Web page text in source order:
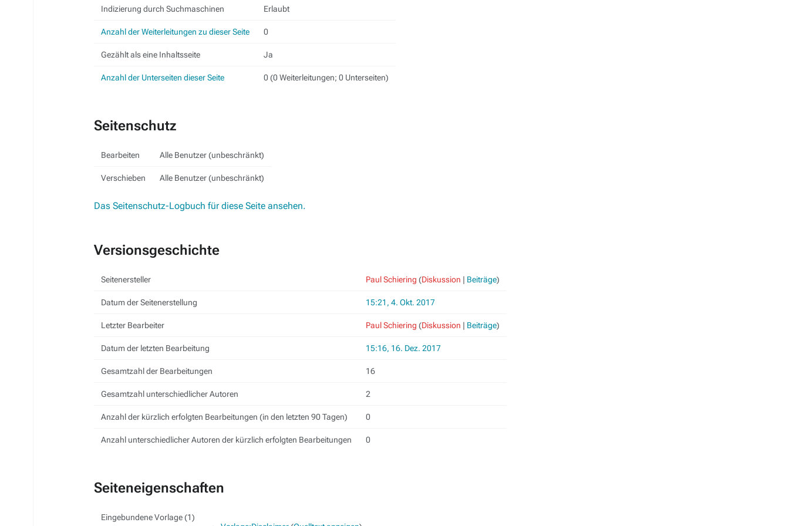
Indizierung durch Suchmaschinen Erlaubt
Anzahl der Weiterleitungen zu dieser Seite 0
Gezählt als eine Inhaltsseite Ja
Anzahl der Unterseiten dieser Seite 0 (0 Weiterleitungen; 0 Unterseiten)
Seitenschutz
Bearbeiten Alle Benutzer (unbeschränkt)
Verschieben Alle Benutzer (unbeschränkt)
Das Seitenschutz-Logbuch für diese Seite ansehen.
Versionsgeschichte
Seitenersteller Paul Schiering (Diskussion | Beiträge)
Datum der Seitenerstellung 15:21, 4. Okt. 2017
Letzter Bearbeiter Paul Schiering (Diskussion | Beiträge)
Datum der letzten Bearbeitung 15:16, 16. Dez. 2017
Gesamtzahl der Bearbeitungen 16
Gesamtzahl unterschiedlicher Autoren 2
Anzahl der kürzlich erfolgten Bearbeitungen (in den letzten 90 Tagen) 0
Anzahl unterschiedlicher Autoren der kürzlich erfolgten Bearbeitungen 0
Seiteneigenschaften
Eingebundene Vorlage (1)